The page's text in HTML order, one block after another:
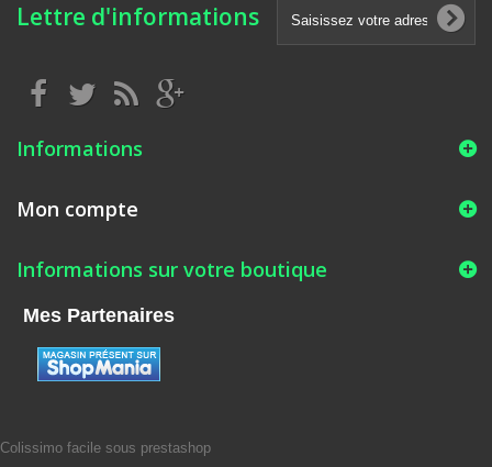
Lettre d'informations
Informations
Mon compte
Informations sur votre boutique
Mes Partenaires
Colissimo facile sous prestashop